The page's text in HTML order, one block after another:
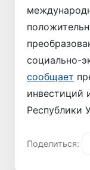
социально-
сообщает
инвестиций
Республики
Поделиться: